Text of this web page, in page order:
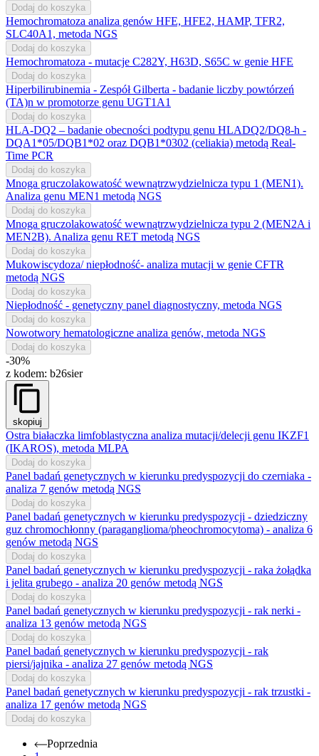
Dodaj do koszyka
Hemochromatoza analiza genów HFE, HFE2, HAMP, TFR2,
SLC40A1, metoda NGS
Dodaj do koszyka
Hemochromatoza - mutacje C282Y, H63D, S65C w genie HFE
Dodaj do koszyka
Hiperbilirubinemia - Zespół Gilberta - badanie liczby powtórzeń
(TA)n w promotorze genu UGT1A1
Dodaj do koszyka
HLA-DQ2 – badanie obecności podtypu genu HLADQ2/DQ8-h -
DQA1*05/DQB1*02 oraz DQB1*0302 (celiakia) metodą Real-
Time PCR
Dodaj do koszyka
Mnoga gruczolakowatość wewnątrzwydzielnicza typu 1 (MEN1).
Analiza genu MEN1 metodą NGS
Dodaj do koszyka
Mnoga gruczolakowatość wewnątrzwydzielnicza typu 2 (MEN2A i
MEN2B). Analiza genu RET metodą NGS
Dodaj do koszyka
Mukowiscydoza/ niepłodność- analiza mutacji w genie CFTR
metodą NGS
Dodaj do koszyka
Niepłodność - genetyczny panel diagnostyczny, metoda NGS
Dodaj do koszyka
Nowotwory hematologiczne analiza genów, metoda NGS
Dodaj do koszyka
-30%
z kodem: b26sier
skopiuj
Ostra białaczka limfoblastyczna analiza mutacji/delecji genu IKZF1
(IKAROS), metoda MLPA
Dodaj do koszyka
Panel badań genetycznych w kierunku predyspozycji do czerniaka -
analiza 7 genów metodą NGS
Dodaj do koszyka
Panel badań genetycznych w kierunku predyspozycji - dziedziczny
guz chromochłonny (paraganglioma/pheochromocytoma) - analiza 6
genów metodą NGS
Dodaj do koszyka
Panel badań genetycznych w kierunku predyspozycji - raka żołądka
i jelita grubego - analiza 20 genów metodą NGS
Dodaj do koszyka
Panel badań genetycznych w kierunku predyspozycji - rak nerki -
analiza 13 genów metodą NGS
Dodaj do koszyka
Panel badań genetycznych w kierunku predyspozycji - rak
piersi/jajnika - analiza 27 genów metodą NGS
Dodaj do koszyka
Panel badań genetycznych w kierunku predyspozycji - rak trzustki -
analiza 17 genów metodą NGS
Dodaj do koszyka
Poprzednia